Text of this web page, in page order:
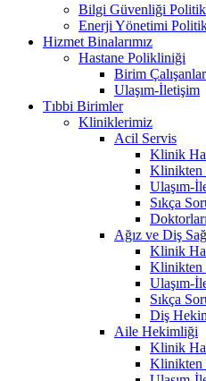
Bilgi Güvenliği
Enerji Yönetimi
Hizmet Binalarımız
Hastane Polikliniği
Birim
Ulaşım-İletişim
Tıbbi Birimler
Kliniklerimiz
Acil Servis
Klinik
Klinikten
Ulaşım-
Sıkça
Ağız ve Diş
Klinik
Klinikten
Ulaşım-
Sıkça
Diş
Aile Hekimliği
Klinik
Klinikten